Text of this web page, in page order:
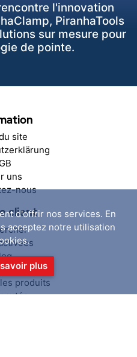
l'innovation
PiranhaTools
sur mesure pour
de pointe.
site
uns
nous
client
vus
produits
d'offrir nos services. En
acceptez notre utilisation
plus